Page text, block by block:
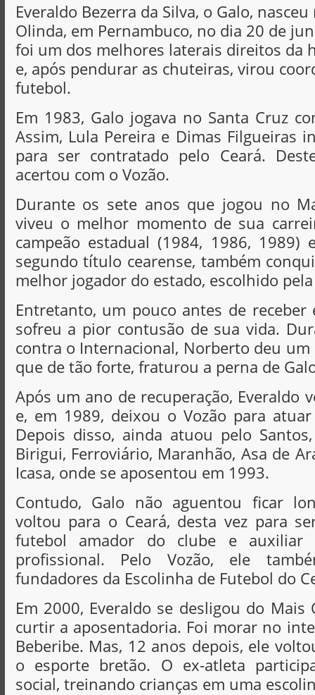
Everaldo Bezerra da Silva, o Galo,
Olinda, em Pernambuco, no dia 20 de
foi um dos melhores laterais direitos da
e, após pendurar as chuteiras, virou
futebol.
Em 1983, Galo jogava no Santa Cruz
Assim, Lula Pereira e Dimas Filgueiras
para ser contratado pelo Ceará.
acertou com o Vozão.
Durante os sete anos que jogou no
viveu o melhor momento de sua
campeão estadual (1984, 1986,
segundo título cearense, também
melhor jogador do estado, escolhido
Entretanto, um pouco antes de receber
sofreu a pior contusão de sua vida.
contra o Internacional, Norberto deu
que de tão forte, fraturou a perna de
Após um ano de recuperação, Everaldo
e, em 1989, deixou o Vozão para
Depois disso, ainda atuou pelo
Birigui, Ferroviário, Maranhão, Asa de
Icasa, onde se aposentou em 1993.
Contudo, Galo não aguentou ficar
voltou para o Ceará, desta vez para
futebol amador do clube e auxiliar
profissional. Pelo Vozão, ele
fundadores da Escolinha de Futebol do
Em 2000, Everaldo se desligou do Mais
curtir a aposentadoria. Foi morar no
Beberibe. Mas, 12 anos depois, ele
o esporte bretão. O ex-atleta
social, treinando crianças em uma